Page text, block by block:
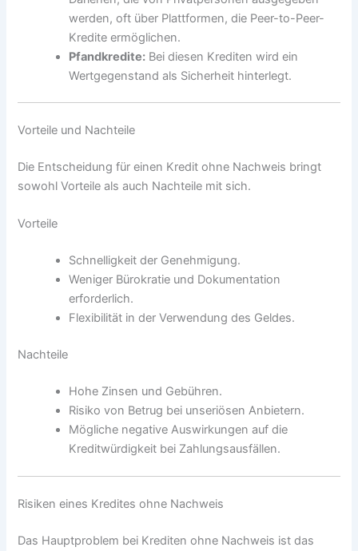
werden, oft über Plattformen, die Peer-to-Peer-
Kredite ermöglichen.
Pfandkredite: Bei diesen Krediten wird ein
Wertgegenstand als Sicherheit hinterlegt.
Vorteile und Nachteile
Die Entscheidung für einen Kredit ohne Nachweis bringt
sowohl Vorteile als auch Nachteile mit sich.
Vorteile
Schnelligkeit der Genehmigung.
Weniger Bürokratie und Dokumentation
erforderlich.
Flexibilität in der Verwendung des Geldes.
Nachteile
Hohe Zinsen und Gebühren.
Risiko von Betrug bei unseriösen Anbietern.
Mögliche negative Auswirkungen auf die
Kreditwürdigkeit bei Zahlungsausfällen.
Risiken eines Kredites ohne Nachweis
Das Hauptproblem bei Krediten ohne Nachweis ist das